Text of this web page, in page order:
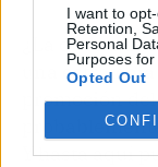
I want to
Retention,
Personal
Purposes for
Opted Out
¿La duda
una
promoción
Y hasta aquí